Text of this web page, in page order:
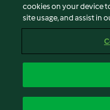
Privacy Policy
Disclaimer
Cookies
Withdraw Contract
cookies on your device
site usage, and assist in